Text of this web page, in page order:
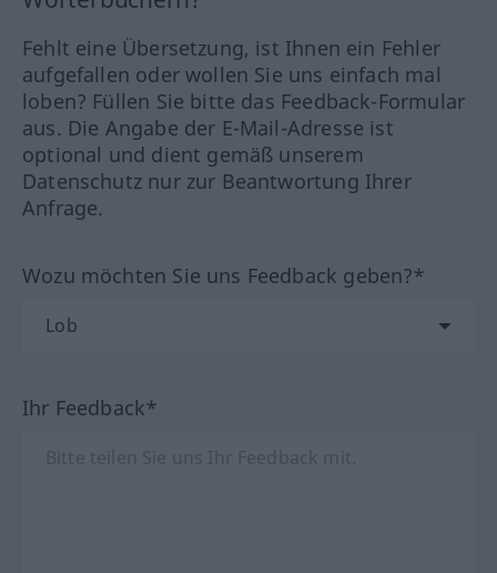
Fehlt eine Übersetzung, ist Ihnen ein Fehler
aufgefallen oder wollen Sie uns einfach mal
loben? Füllen Sie bitte das Feedback-Formular
aus. Die Angabe der E-Mail-Adresse ist
optional und dient gemäß unserem
Datenschutz nur zur Beantwortung Ihrer
Anfrage.
Wozu möchten Sie uns Feedback geben?*
Ihr Feedback*